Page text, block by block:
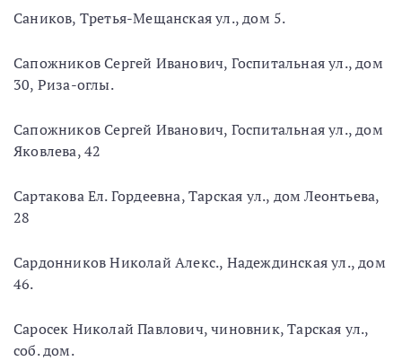
Саников, Третья-Мещанская ул., дом 5.
Сапожников Сергей Иванович, Госпитальная ул., дом
30, Риза-оглы.
Сапожников Сергей Иванович, Госпитальная ул., дом
Яковлева, 42
Сартакова Ел. Гордеевна, Тарская ул., дом Леонтьева,
28
Сардонников Николай Алекс., Надеждинская ул., дом
46.
Саросек Николай Павлович, чиновник, Тарская ул.,
соб. дом.